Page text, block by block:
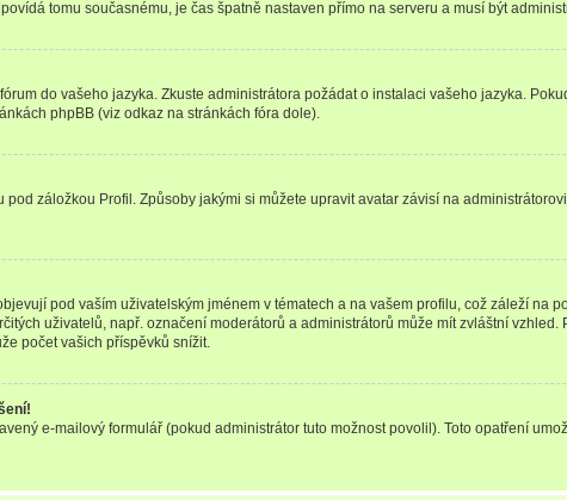
tomu současnému, je čas špatně nastaven přímo na serveru a musí být
do vašeho jazyka. Zkuste administrátora požádat o instalaci vašeho jazyka.
phpBB (viz odkaz na stránkách fóra dole).
záložkou Profil. Způsoby jakými si můžete upravit avatar závisí na
pod vaším uživatelským jménem v tématech a na vašem profilu, což záleží na
uživatelů, např. označení moderátorů a administrátorů může mít zvláštní vzhled.
počet vašich příspěvků snížit.
e-mailový formulář (pokud administrátor tuto možnost povolil). Toto opatření